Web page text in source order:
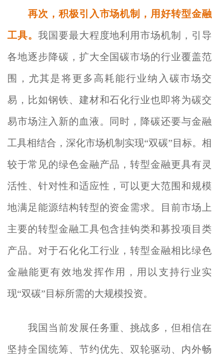
再次，积极引入市场机制，用好转型金融
工具。 我国要最大程度地利用市场机制，引导
各地逐步降碳，扩大全国碳市场的行业覆盖范
围，尤其是将更多高耗能行业纳入碳市场交
易，比如钢铁、建材和石化行业也即将为碳交
易市场注入新的血液。同时，降碳还要与金融
工具相结合，深化市场机制实现“双碳”目标。相
较于常见的绿色金融产品，转型金融更具有灵
活性、针对性和适应性，可以更大范围和规模
地满足能源结构转型的资金需求。目前市场上
主要的转型金融工具包含挂钩类和募投项目类
产品。对于石化化工行业，转型金融相比绿色
金融能更有效地发挥作用，用以支持行业实
现“双碳”目标所需的大规模投资。
我国当前发展任务重、挑战多，但相信在
坚持全国统筹、节约优先、双轮驱动、内外畅